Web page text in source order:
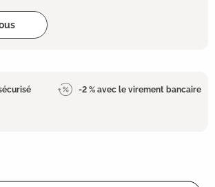
-2 % avec le virement bancaire